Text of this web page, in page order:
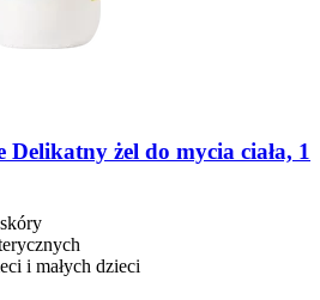
Delikatny żel do mycia ciała, 1
i małych dzieci